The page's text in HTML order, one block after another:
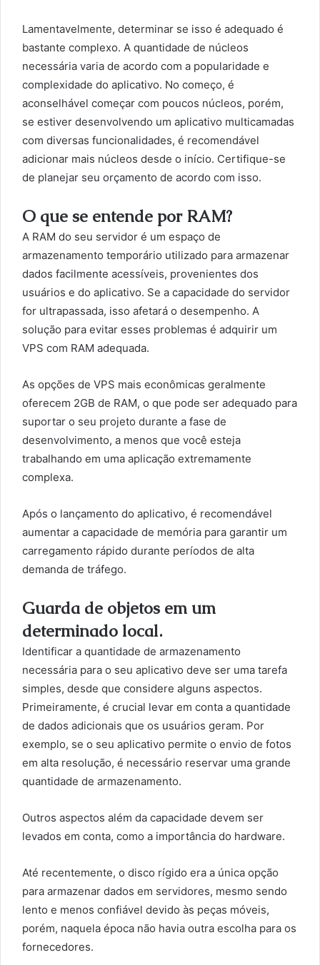
Lamentavelmente, determinar se isso é adequado é
bastante complexo. A quantidade de núcleos
necessária varia de acordo com a popularidade e
complexidade do aplicativo. No começo, é
aconselhável começar com poucos núcleos, porém,
se estiver desenvolvendo um aplicativo multicamadas
com diversas funcionalidades, é recomendável
adicionar mais núcleos desde o início. Certifique-se
de planejar seu orçamento de acordo com isso.
O que se entende por RAM?
A RAM do seu servidor é um espaço de
armazenamento temporário utilizado para armazenar
dados facilmente acessíveis, provenientes dos
usuários e do aplicativo. Se a capacidade do servidor
for ultrapassada, isso afetará o desempenho. A
solução para evitar esses problemas é adquirir um
VPS com RAM adequada.
As opções de VPS mais econômicas geralmente
oferecem 2GB de RAM, o que pode ser adequado para
suportar o seu projeto durante a fase de
desenvolvimento, a menos que você esteja
trabalhando em uma aplicação extremamente
complexa.
Após o lançamento do aplicativo, é recomendável
aumentar a capacidade de memória para garantir um
carregamento rápido durante períodos de alta
demanda de tráfego.
Guarda de objetos em um
determinado local.
Identificar a quantidade de armazenamento
necessária para o seu aplicativo deve ser uma tarefa
simples, desde que considere alguns aspectos.
Primeiramente, é crucial levar em conta a quantidade
de dados adicionais que os usuários geram. Por
exemplo, se o seu aplicativo permite o envio de fotos
em alta resolução, é necessário reservar uma grande
quantidade de armazenamento.
Outros aspectos além da capacidade devem ser
levados em conta, como a importância do hardware.
Até recentemente, o disco rígido era a única opção
para armazenar dados em servidores, mesmo sendo
lento e menos confiável devido às peças móveis,
porém, naquela época não havia outra escolha para os
fornecedores.